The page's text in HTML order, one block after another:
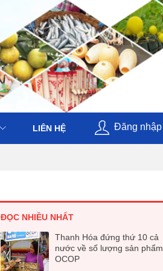
LIÊN HỆ Đăng nhập
ĐỌC NHIỀU NHẤT
Thanh Hóa đứng thứ 10 cả
nước về số lượng sản phẩm
OCOP